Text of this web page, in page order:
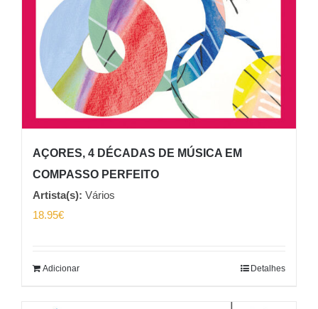
AÇORES, 4 DÉCADAS DE MÚSICA EM
COMPASSO PERFEITO
Artista(s): Vários
18.95€
Adicionar Detalhes